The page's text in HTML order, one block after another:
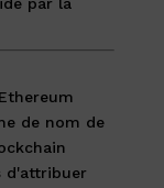
de nom de
d'attribuer